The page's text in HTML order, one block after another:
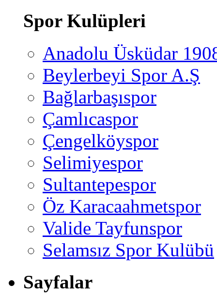
Spor Kulüpleri
Anadolu Üsküdar
Beylerbeyi Spor A.Ş
Bağlarbaşıspor
Çamlıcaspor
Çengelköyspor
Selimiyespor
Sultantepespor
Öz Karacaahmetspor
Valide Tayfunspor
Selamsız Spor Kulübü
Sayfalar